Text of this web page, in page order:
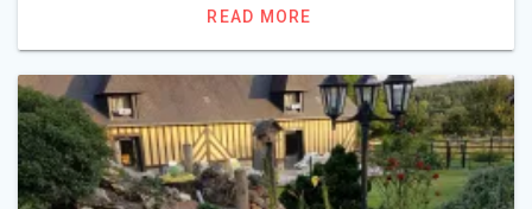
READ MORE